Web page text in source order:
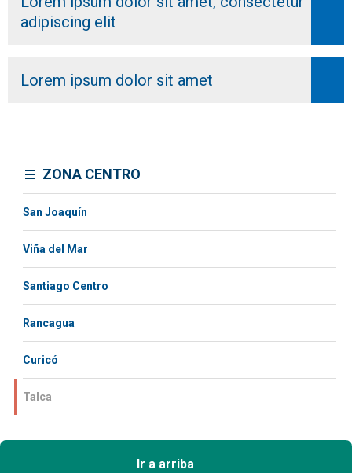
adipiscing elit
Lorem ipsum dolor sit amet
ZONA CENTRO
San Joaquín
Viña del Mar
Santiago Centro
Rancagua
Curicó
Talca
Ir a arriba